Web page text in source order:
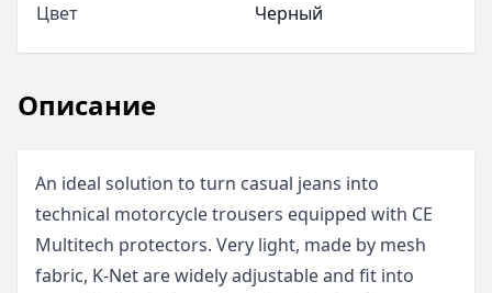
Описание
An ideal solution to turn casual jeans into
technical motorcycle trousers equipped with CE
Multitech protectors. Very light, made by mesh
fabric, K-Net are widely adjustable and fit into
Цвет
Черный